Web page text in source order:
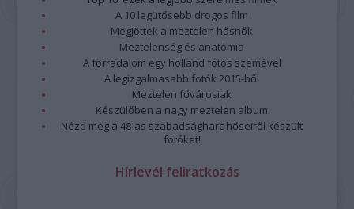
A 10 legütősebb drogos film
Megjöttek a meztelen hősnők
Meztelenség és anatómia
A forradalom egy holland fotós szemével
A legizgalmasabb fotók 2015-ből
Meztelen fővárosiak
Készülőben a nagy meztelen album
Nézd meg a 48-as szabadságharc hőseiről készült
fotókat!
Hírlevél feliratkozás